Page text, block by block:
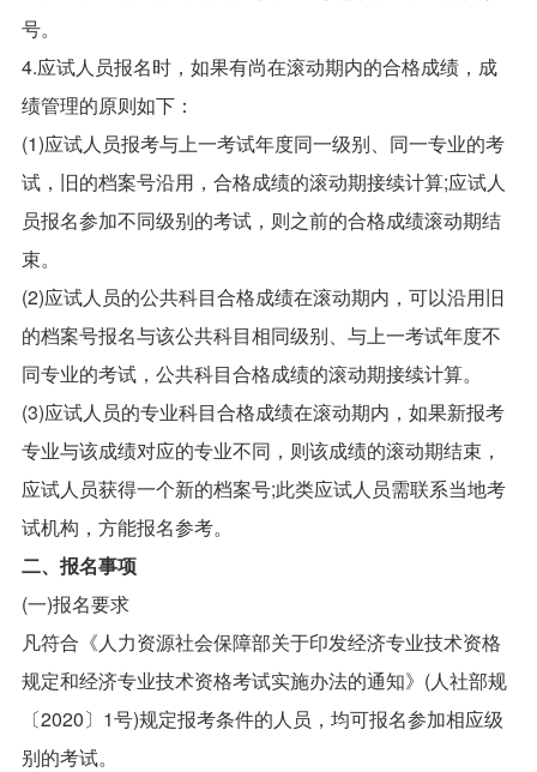
号。
4.应试人员报名时，如果有尚在滚动期内的合格成绩，成
绩管理的原则如下：
(1)应试人员报考与上一考试年度同一级别、同一专业的考
试，旧的档案号沿用，合格成绩的滚动期接续计算;应试人
员报名参加不同级别的考试，则之前的合格成绩滚动期结
束。
(2)应试人员的公共科目合格成绩在滚动期内，可以沿用旧
的档案号报名与该公共科目相同级别、与上一考试年度不
同专业的考试，公共科目合格成绩的滚动期接续计算。
(3)应试人员的专业科目合格成绩在滚动期内，如果新报考
专业与该成绩对应的专业不同，则该成绩的滚动期结束，
应试人员获得一个新的档案号;此类应试人员需联系当地考
试机构，方能报名参考。
二、报名事项
(一)报名要求
凡符合《人力资源社会保障部关于印发经济专业技术资格
规定和经济专业技术资格考试实施办法的通知》(人社部规
〔2020〕1号)规定报考条件的人员，均可报名参加相应级
别的考试。